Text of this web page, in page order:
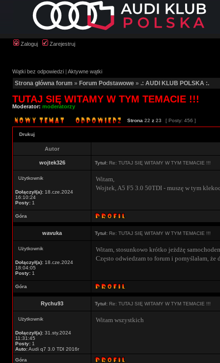
Zaloguj Zarejestruj
Wątki bez odpowiedzi | Aktywne wątki
Strona główna forum » Forum Podstawowe » .: AUDI KLUB POLSKA :.
TUTAJ SIĘ WITAMY W TYM TEMACIE !!!
Moderator: moderatorzy
Strona 22 z 23 [ Posty: 456 ]
Drukuj
Autor
wojtek326 Tytuł: Re: TUTAJ SIĘ WITAMY W TYM TEMACIE !!!
Użytkownik
Dołączył(a): 18.cze.2024
16:10:24
Posty: 1
Witam,
Wojtek, A5 F5 3.0 50TDI - muszę w tym
Góra
wavuka Tytuł: Re: TUTAJ SIĘ WITAMY W TYM TEMACIE !!!
Użytkownik
Dołączył(a): 18.cze.2024
18:04:05
Posty: 1
Witam, stosunkowo krótko jeżdżę
Często odwiedzam to forum i pomyślałam, że
Góra
Rychu93 Tytuł: Re: TUTAJ SIĘ WITAMY W TYM TEMACIE !!!
Użytkownik
Dołączył(a): 31.sty.2024
11:31:45
Posty: 1
Auto:Audi q7 3.0 TDI 2016r
Witam wszystkich
Góra